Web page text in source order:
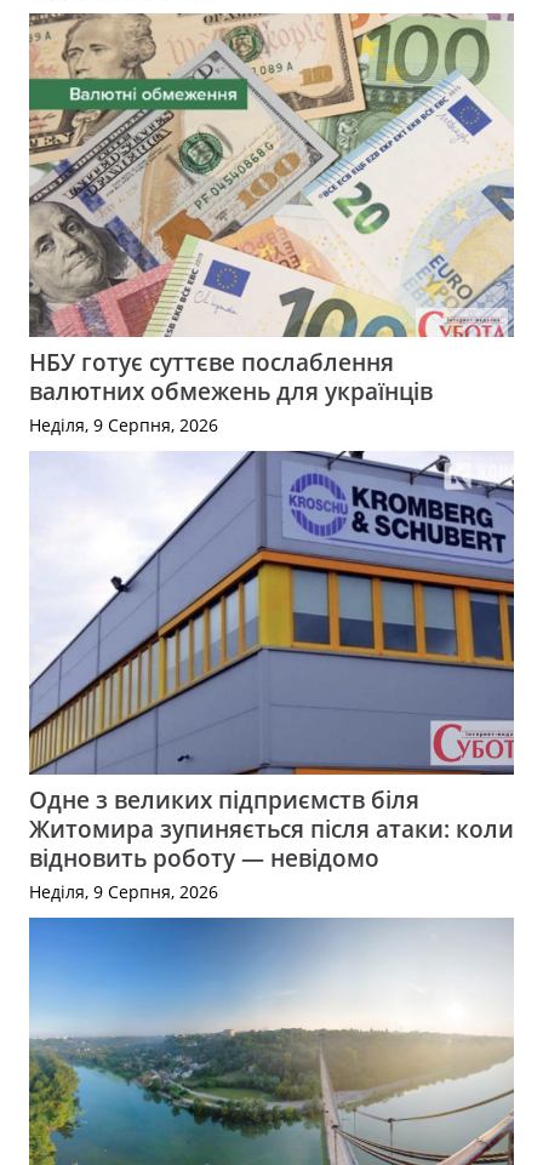
НБУ готує суттєве послаблення
валютних обмежень для українців
Неділя, 9 Серпня, 2026
Одне з великих підприємств біля
Житомира зупиняється після атаки: коли
відновить роботу — невідомо
Неділя, 9 Серпня, 2026